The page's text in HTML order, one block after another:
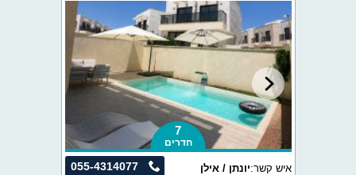
7
חדרים
055-4314077 איש קשר:יונתן / אילן